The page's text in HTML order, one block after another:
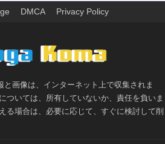
第35.2話
第34.3話
3ヶ月前
3ヶ月前
第33.2話
DMCA Privacy Policy
画像は、インターネット上で収集されま
ついては、所有していないか、責任を負いま
る場合は、必要に応じて、すぐに検討して削